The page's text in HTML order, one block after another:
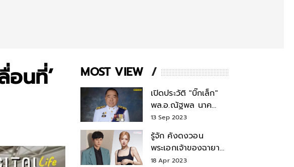
อนที่’ MOST VIEW
เปิดประวัติ "บิ๊กเล็ก"
พล.อ.ณัฐพล นาค
พาณิชย์ จากเลขาฯ
สมช.-เลขาฯ
รมว.กลาโหม
13 Sep 2023
รู้จัก คังดงวอน
พระเอกเจ้าของฉายา
สมบัติแห่งชาติ หลังมี
18 Apr 2023